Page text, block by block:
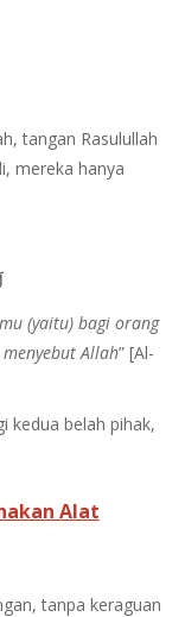
tangan Rasulullah
mereka hanya
(yaitu) bagi orang
Allah” [Al-
kedua belah pihak,
Alat
tanpa keraguan